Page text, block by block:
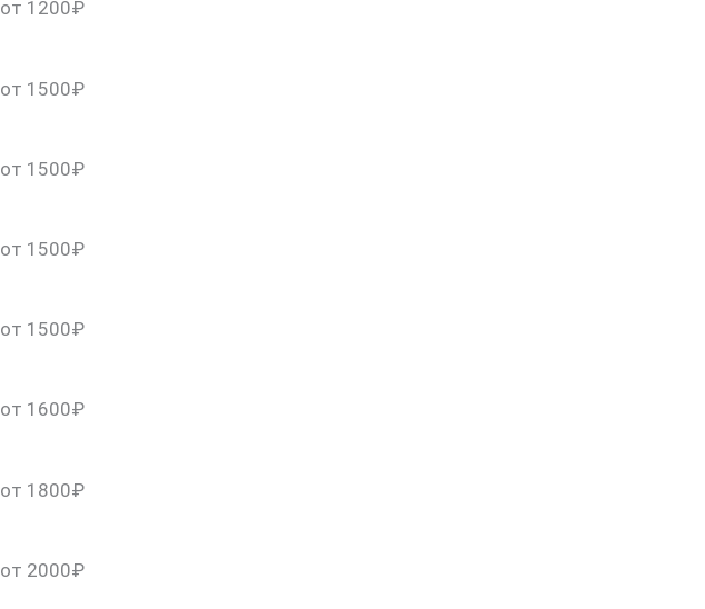
от 1200₽
от 1500₽
от 1500₽
от 1500₽
от 1500₽
от 1600₽
от 1800₽
от 2000₽